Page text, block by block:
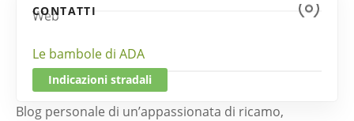
CONTATTI
Web
Le bambole di ADA
Indicazioni stradali
Blog personale di un’appassionata di ricamo,